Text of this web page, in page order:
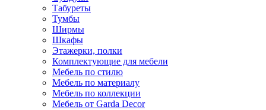
Табуреты
Тумбы
Ширмы
Шкафы
Этажерки, полки
Комплектующие для мебели
Мебель по стилю
Мебель по материалу
Мебель по коллекции
Мебель от Garda Decor